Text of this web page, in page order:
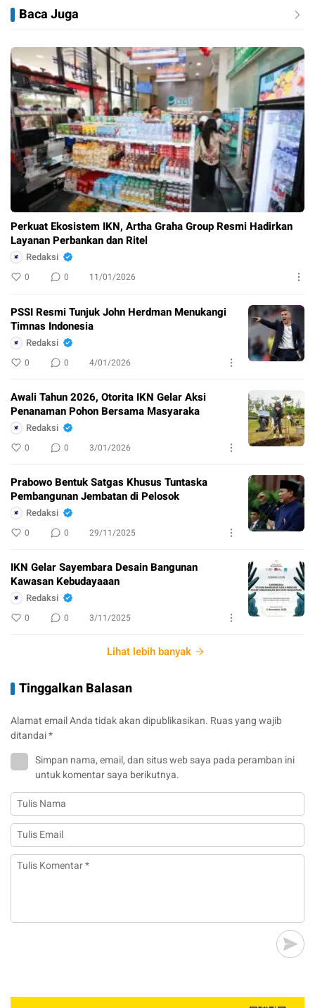
Baca Juga
Perkuat Ekosistem IKN, Artha Graha Group Resmi Hadirkan
Layanan Perbankan dan Ritel
Redaksi
0 0 11/01/2026
PSSI Resmi Tunjuk John Herdman Menukangi
Timnas Indonesia
Redaksi
0 0 4/01/2026
Awali Tahun 2026, Otorita IKN Gelar Aksi
Penanaman Pohon Bersama Masyaraka
Redaksi
0 0 3/01/2026
Prabowo Bentuk Satgas Khusus Tuntaska
Pembangunan Jembatan di Pelosok
Redaksi
0 0 29/11/2025
IKN Gelar Sayembara Desain Bangunan
Kawasan Kebudayaaan
Redaksi
0 0 3/11/2025
Lihat lebih banyak
Tinggalkan Balasan
Alamat email Anda tidak akan dipublikasikan. Ruas yang wajib
ditandai*
Simpan nama, email, dan situs web saya pada peramban ini
untuk komentar saya berikutnya.